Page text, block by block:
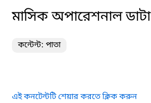
মাসিক অপারেশনাল ডাটা
কন্টেন্ট: পাতা
এই কনটেন্টটি শেয়ার করতে ক্লিক করুন